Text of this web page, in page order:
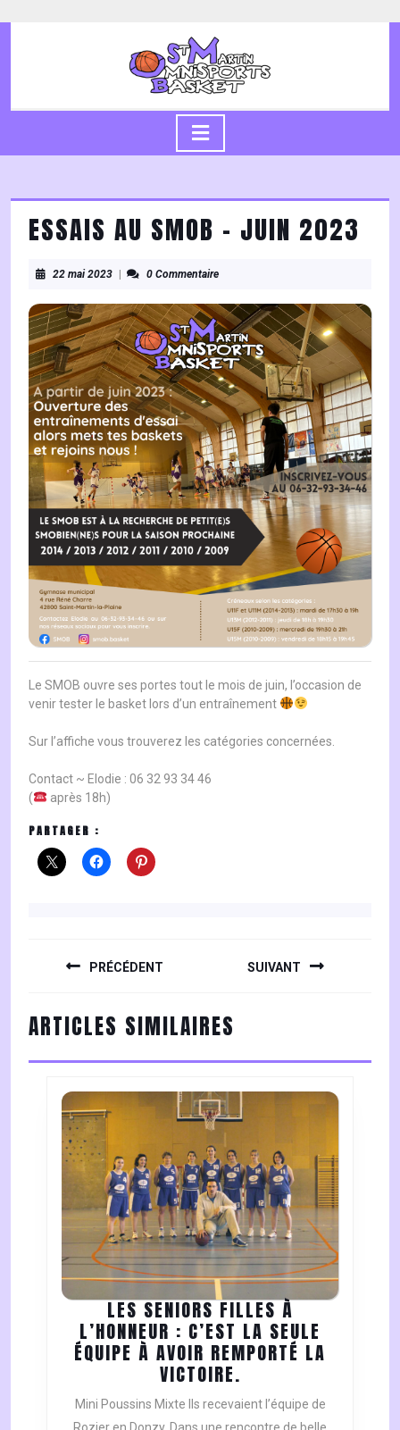
to
ESSAIS AU SMOB – JUIN 2023
22 mai 202322
2023
0 Commentaire
Le SMOB ouvre ses portes tout le mois de juin, l’occasion de
venir tester le basket lors d’un entraînement
Sur l’affiche vous trouverez les catégories concernées.
Contact ~ Elodie : 06 32 93 34 46
(
après 18h)
PARTAGER :
PRÉCÉDENT
post:
SUIVANT
post:
ARTICLES SIMILAIRES
LES SENIORS FILLES À
L’HONNEUR : C’EST LA SEULE
ÉQUIPE À AVOIR REMPORTÉ LA
VICTOIRE.
SENIORS
FILLES
Mini Poussins Mixte Ils recevaient l’équipe de